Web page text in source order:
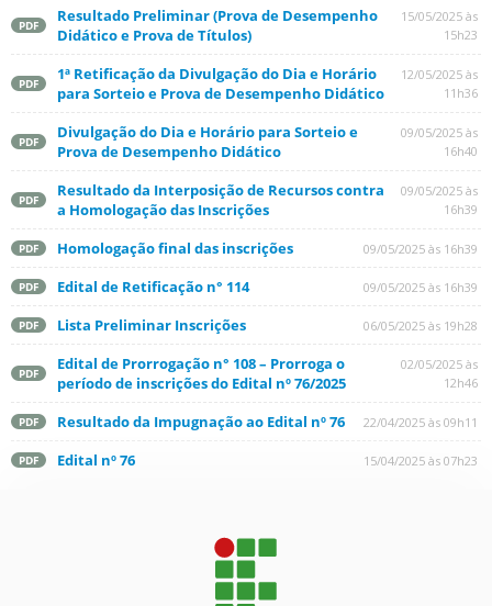
PDF
Resultado Preliminar (Prova de Desempenho
Didático e Prova de Títulos)
15/05/2025 às
15h23
PDF
1ª Retificação da Divulgação do Dia e Horário
para Sorteio e Prova de Desempenho Didático
12/05/2025 às
11h36
PDF
Divulgação do Dia e Horário para Sorteio e
Prova de Desempenho Didático
09/05/2025 às
16h40
PDF
Resultado da Interposição de Recursos contra
a Homologação das Inscrições
09/05/2025 às
16h39
PDF Homologação final das inscrições 09/05/2025 às 16h39
PDF Edital de Retificação n° 114 09/05/2025 às 16h39
PDF Lista Preliminar Inscrições 06/05/2025 às 19h28
PDF
Edital de Prorrogação n° 108 – Prorroga o
período de inscrições do Edital nº 76/2025
02/05/2025 às
12h46
PDF Resultado da Impugnação ao Edital nº 76 22/04/2025 às 09h11
PDF Edital nº 76 15/04/2025 às 07h23